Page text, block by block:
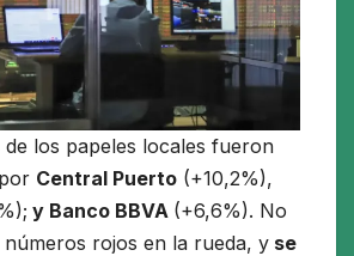
de los papeles locales fueron
Central Puerto (+10,2%),
y Banco BBVA (+6,6%). No
rojos en la rueda, y se